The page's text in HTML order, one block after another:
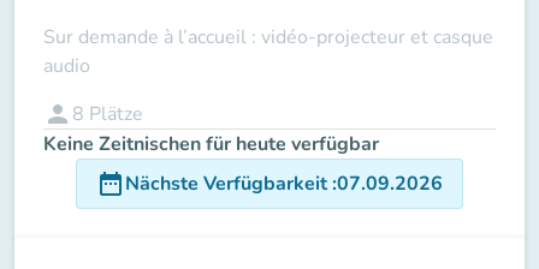
Sur demande à l’accueil : vidéo-projecteur et casque
audio
person 8 Plätze
Keine Zeitnischen für heute verfügbar
date_rangeNächste Verfügbarkeit:07.09.2026